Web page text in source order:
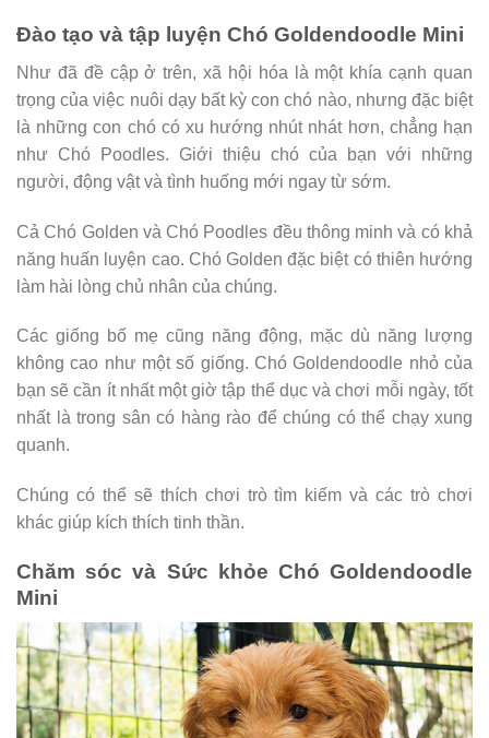
Đào tạo và tập luyện Chó Goldendoodle Mini
Như đã đề cập ở trên, xã hội hóa là một khía cạnh quan
trọng của việc nuôi dạy bất kỳ con chó nào, nhưng đặc biệt
là những con chó có xu hướng nhút nhát hơn, chẳng hạn
như Chó Poodles. Giới thiệu chó của bạn với những
người, động vật và tình huống mới ngay từ sớm.
Cả Chó Golden và Chó Poodles đều thông minh và có khả
năng huấn luyện cao. Chó Golden đặc biệt có thiên hướng
làm hài lòng chủ nhân của chúng.
Các giống bố mẹ cũng năng động, mặc dù năng lượng
không cao như một số giống. Chó Goldendoodle nhỏ của
bạn sẽ cần ít nhất một giờ tập thể dục và chơi mỗi ngày, tốt
nhất là trong sân có hàng rào để chúng có thể chạy xung
quanh.
Chúng có thể sẽ thích chơi trò tìm kiếm và các trò chơi
khác giúp kích thích tinh thần.
Chăm sóc và Sức khỏe Chó Goldendoodle
Mini